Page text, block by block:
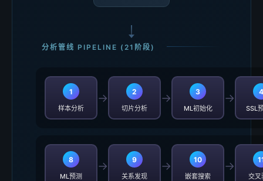
分析管线 PIPELINE (21阶段)
1
样本分析
→ 2
切片分析
→ 3
ML初始化
→ 4
SSL
8
ML预测
→ 9
关系发现
→ 10
嵌套搜索
→
交叉